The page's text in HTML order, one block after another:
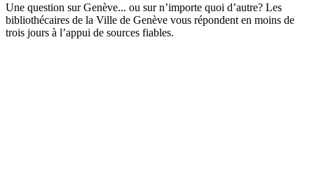
Une question sur Genève... ou sur n’importe quoi d’autre? Les
bibliothécaires de la Ville de Genève vous répondent en moins de
trois jours à l’appui de sources fiables.